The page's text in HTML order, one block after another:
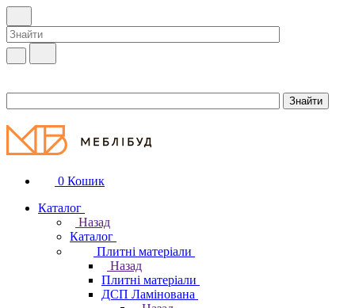
0 Кошик
Каталог
Назад
Каталог
Плитні матеріали
Назад
Плитні матеріали
ДСП Ламінована